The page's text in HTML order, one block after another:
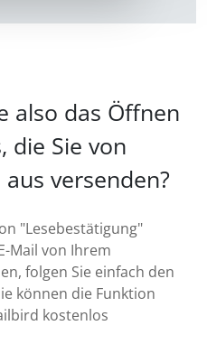
also das Öffnen
die Sie von
versenden?
"Lesebestätigung"
Mail von Ihrem
folgen Sie einfach den
können die Funktion
kostenlos